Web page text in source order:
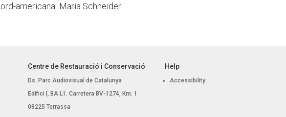
americana Maria Schneider.
Centre de Restauració i Conservació
Ds. Parc Audiovisual de Catalunya
Edifici I, BA L1. Carretera BV-1274, Km. 1
08225 Terrassa
Help
Accessibility